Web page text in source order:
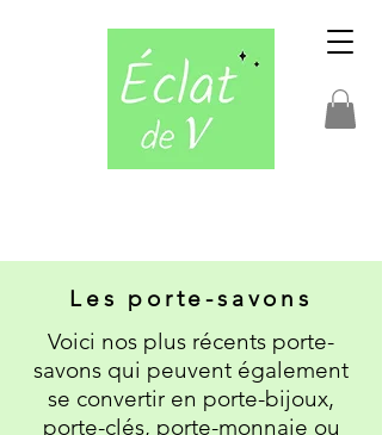
Les porte-savons
Voici nos plus récents porte-
savons qui peuvent également
se convertir en porte-bijoux,
porte-clés, porte-monnaie ou